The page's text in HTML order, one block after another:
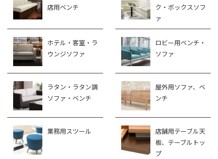
店用ベンチ
ク・ボックスソフ
ァ
ホテル・客室・ラ
ウンジソファ
ロビー用ベンチ・
ソファ
ラタン・ラタン調
ソファ・ベンチ
屋外用ソファ、ベ
ンチ
業務用スツール
店舗用テーブル天
板、テーブルトッ
プ